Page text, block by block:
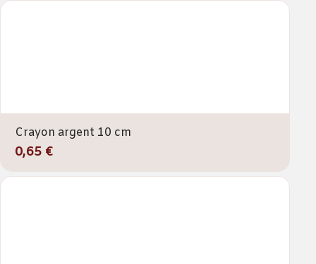
Crayon argent 10 cm
0,65 €